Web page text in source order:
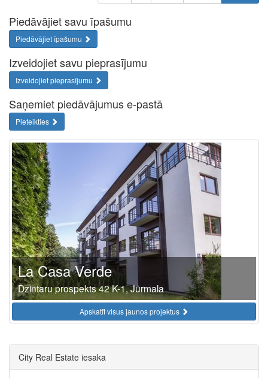
Piedāvājiet savu īpašumu
Piedāvājiet īpašumu
Izveidojiet savu pieprasījumu
Izveidojiet pieprasījumu
Saņemiet piedāvājumus e-pastā
Pieteikties
La Casa Verde
Dzintaru prospekts 42 K-1, Jūrmala
Apskatīt visus jaunos projektus
City Real Estate iesaka